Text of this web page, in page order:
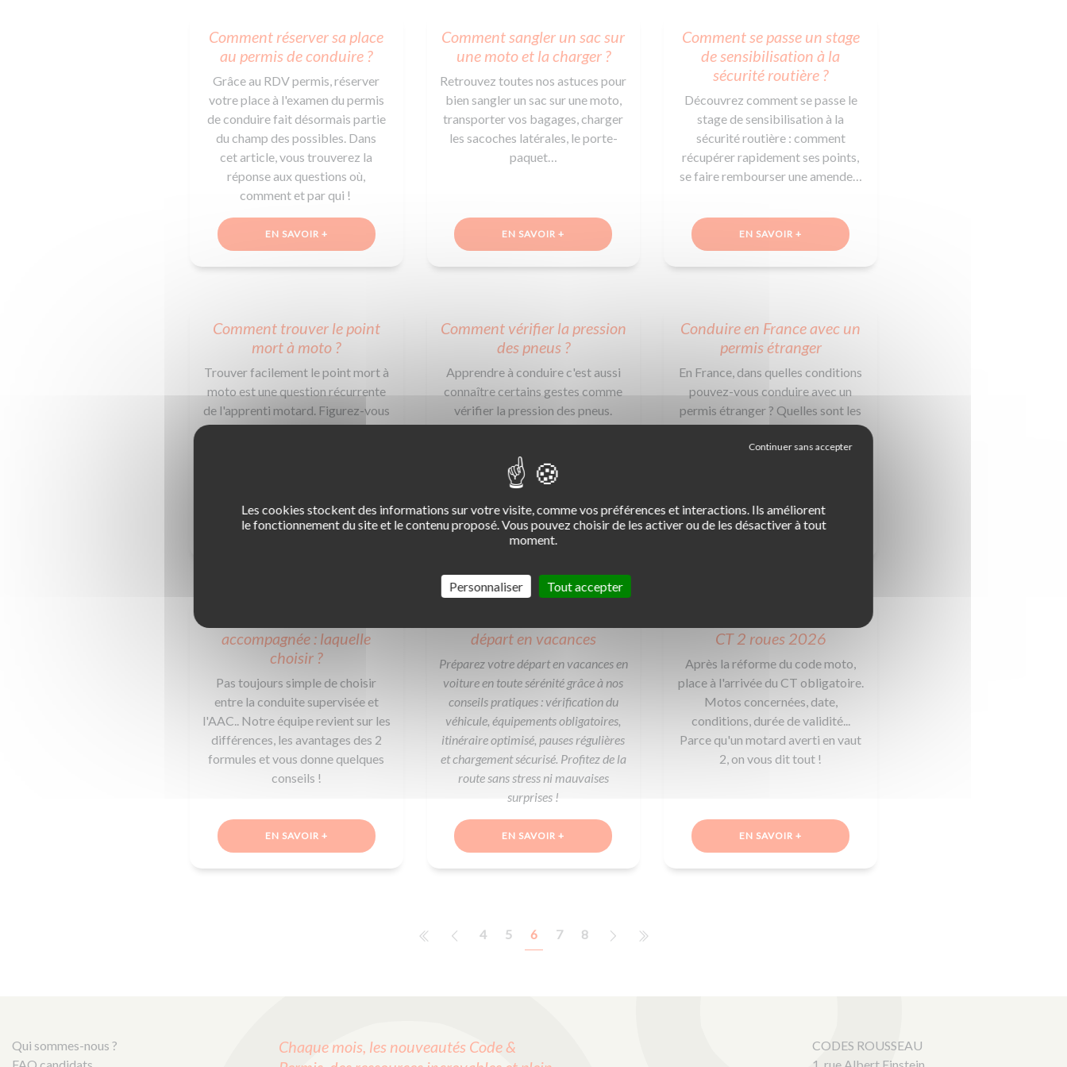
Comment réserver sa place
au permis de conduire ?
Grâce au RDV permis, réserver
votre place à l'examen du permis
de conduire fait désormais partie
du champ des possibles. Dans
cet article, vous trouverez la
réponse aux questions où,
comment et par qui !
EN SAVOIR +
Comment sangler un sac sur
une moto et la charger ?
Retrouvez toutes nos astuces pour
bien sangler un sac sur une moto,
transporter vos bagages, charger
les sacoches latérales, le porte-
paquet…
EN SAVOIR +
Comment se passe un stage
de sensibilisation à la
sécurité routière ?
Découvrez comment se passe le
stage de sensibilisation à la
sécurité routière : comment
récupérer rapidement ses points,
se faire rembourser une amende…
EN SAVOIR +
Comment trouver le point
mort à moto ?
Trouver facilement le point mort à
moto est une question récurrente
de l'apprenti motard. Figurez-vous
qu'il existe pas moins de 5
EN SAVOIR +
Comment vérifier la pression
des pneus ?
Apprendre à conduire c'est aussi
connaître certains gestes comme
vérifier la pression des pneus.
Avoir des pneus correctement
confort. Ne faites pas l'impasse
sur cet article...
EN SAVOIR +
Conduire en France avec un
permis étranger
En France, dans quelles conditions
pouvez-vous conduire avec un
permis étranger ? Quelles sont les
conditions de reconnaissance et
d'échange des permis ?
EN SAVOIR +
accompagnée : laquelle
choisir ?
Pas toujours simple de choisir
entre la conduite supervisée et
l'AAC.. Notre équipe revient sur les
différences, les avantages des 2
formules et vous donne quelques
conseils !
EN SAVOIR +
départ en vacances
Préparez votre départ en vacances en
voiture en toute sérénité grâce à nos
conseils pratiques : vérification du
véhicule, équipements obligatoires,
itinéraire optimisé, pauses régulières
et chargement sécurisé. Profitez de la
route sans stress ni mauvaises
surprises !
EN SAVOIR +
CT 2 roues 2026
Après la réforme du code moto,
place à l'arrivée du CT obligatoire.
Motos concernées, date,
conditions, durée de validité...
Parce qu'un motard averti en vaut
2, on vous dit tout !
EN SAVOIR +
4 5 6 7 8
Qui sommes-nous ?
Chaque mois, les nouveautés Code &
CODES ROUSSEAU
Les cookies stockent des informations sur votre visite, comme vos préférences et interactions. Ils améliorent
le fonctionnement du site et le contenu proposé. Vous pouvez choisir de les activer ou de les désactiver à tout
moment.
Tout accepter
Personnaliser